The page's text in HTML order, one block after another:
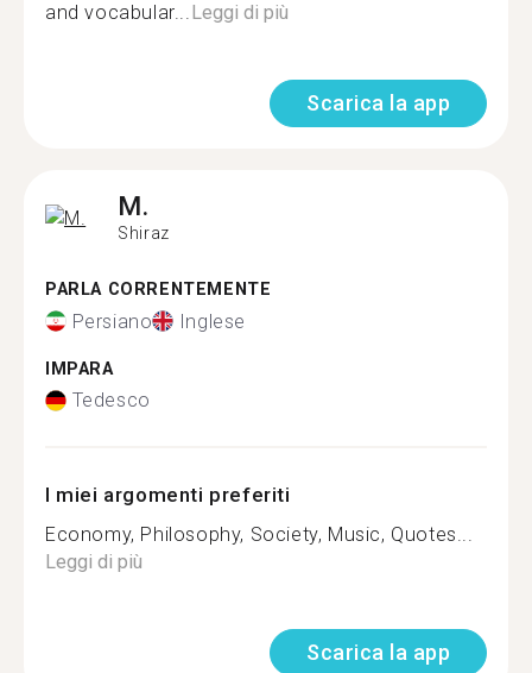
and vocabular...Leggi di più
Scarica la app
M.
Shiraz
PARLA CORRENTEMENTE
Persiano Inglese
IMPARA
Tedesco
I miei argomenti preferiti
Economy, Philosophy, Society, Music, Quotes...
Leggi di più
Scarica la app